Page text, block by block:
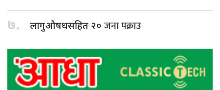
७. लागुऔषधसहित २०जना पक्राउ